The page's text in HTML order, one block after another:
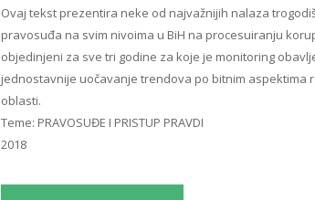
Ovaj tekst prezentira neke od najvažnijih nalaza
pravosuđa na svim nivoima u BiH na procesuiranju
objedinjeni za sve tri godine za koje je monitoring
jednostavnije uočavanje trendova po bitnim aspektima
oblasti.
Teme: PRAVOSUĐE I PRISTUP PRAVDI
2018